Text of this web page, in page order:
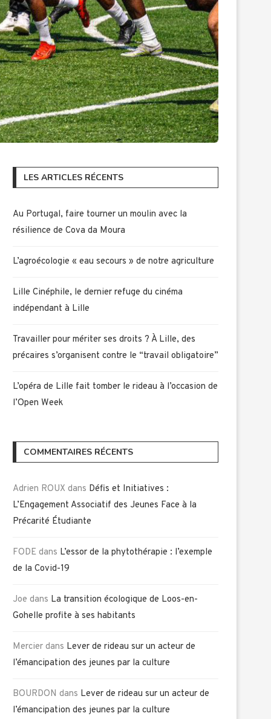
LES ARTICLES RÉCENTS
Au Portugal, faire tourner un moulin avec la
résilience de Cova da Moura
L’agroécologie « eau secours » de notre agriculture
Lille Cinéphile, le dernier refuge du cinéma
indépendant à Lille
Travailler pour mériter ses droits ? À Lille, des
précaires s’organisent contre le “travail obligatoire”
L’opéra de Lille fait tomber le rideau à l’occasion de
l’Open Week
COMMENTAIRES RÉCENTS
Adrien ROUX dans Défis et Initiatives :
L’Engagement Associatif des Jeunes Face à la
Précarité Étudiante
FODE dans L’essor de la phytothérapie : l’exemple
de la Covid-19
Joe dans La transition écologique de Loos-en-
Gohelle profite à ses habitants
Mercier dans Lever de rideau sur un acteur de
l’émancipation des jeunes par la culture
BOURDON dans Lever de rideau sur un acteur de
l’émancipation des jeunes par la culture